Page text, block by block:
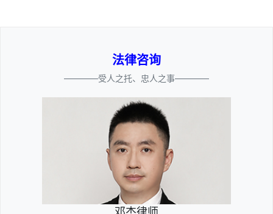
法律咨询
————受人之托、忠人之事————